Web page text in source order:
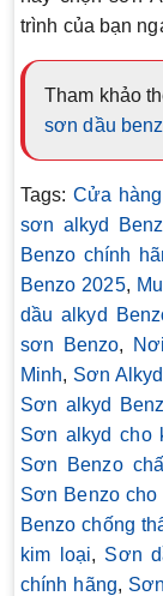
trình của bạn
Tham khảo
sơn dầu
Tags: Cửa
sơn alkyd
Benzo chính
Benzo 2025,
dầu alkyd
sơn Benzo,
Minh, Sơn
Sơn alkyd
Sơn alkyd cho
Sơn Benzo
Sơn Benzo cho
Benzo chống
kim loại, Sơn
chính hãng,